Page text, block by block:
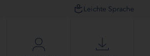
Leichte Sprache